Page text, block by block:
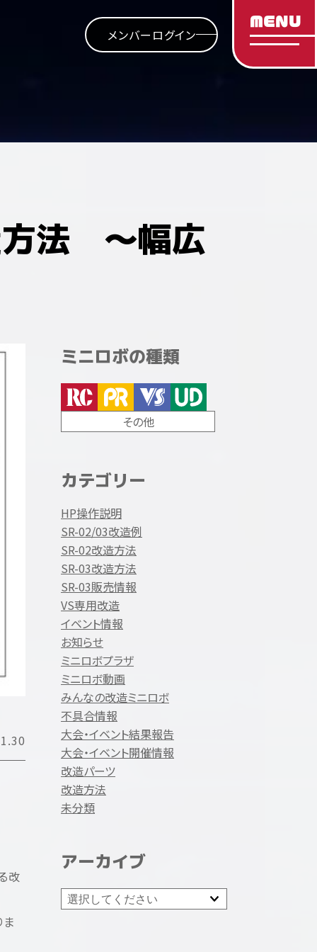
メンバーログイン
MENU
方法 ～幅広
改
ミニロボの種類
その他
カテゴリー
HP操作説明
SR-02/03改造例
SR-02改造方法
SR-03改造方法
SR-03販売情報
VS専用改造
イベント情報
お知らせ
ミニロボプラザ
ミニロボ動画
みんなの改造ミニロボ
不具合情報
大会・イベント結果報告
大会・イベント開催情報
改造パーツ
改造方法
未分類
アーカイブ